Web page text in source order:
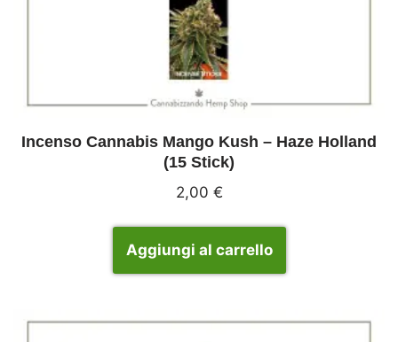
Incenso Cannabis Mango Kush – Haze Holland
(15 Stick)
2,00 €
Aggiungi al carrello